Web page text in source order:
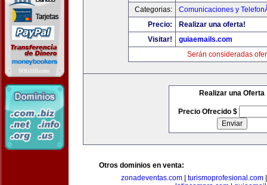
Categorias:
Comunicaciones y
Precio:
Realizar una oferta!
Visitar!
guiaemails.com
Serán consideradas
Realizar una Oferta
Precio Ofrecido $
Otros dominios en venta:
zonadeventas.com| turismoprofesional.com